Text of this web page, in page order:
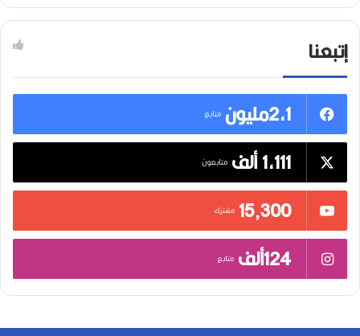
إتبعنا
2,1مليون
متابع
1,111 ألف متابعون
15٬300 مشترك
124ألف متابع